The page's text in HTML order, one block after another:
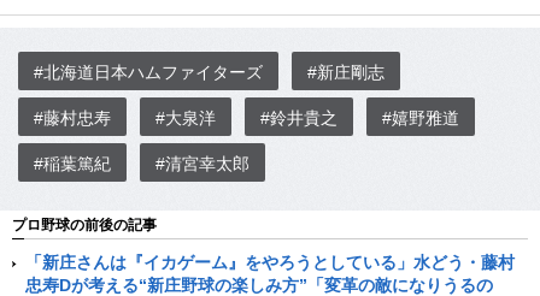
#北海道日本ハムファイターズ #新庄剛志
#藤村忠寿 #大泉洋 #鈴井貴之 #嬉野雅道
#稲葉篤紀 #清宮幸太郎
プロ野球の前後の記事
「新庄さんは『イカゲーム』をやろうとしている」水どう・藤村
忠寿Dが考える“新庄野球の楽しみ方”「変革の敵になりうるの